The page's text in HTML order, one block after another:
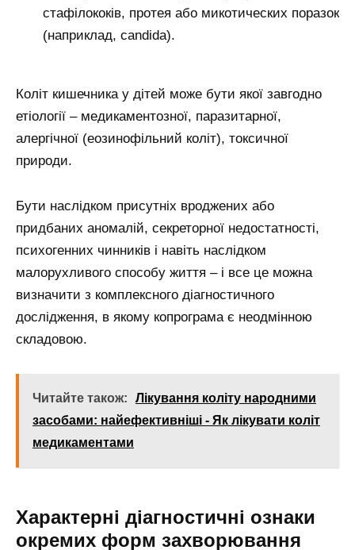
стафілококів, протея або микотических поразок
(наприклад, candida).
Коліт кишечника у дітей може бути якої завгодно
етіології – медикаментозної, паразитарної,
алергічної (еозинофільний коліт), токсичної
природи.
Бути наслідком присутніх вроджених або
придбаних аномалій, секреторної недостатності,
психогенних чинників і навіть наслідком
малорухливого способу життя – і все це можна
визначити з комплексного діагностичного
дослідження, в якому копрограма є неодмінною
складовою.
Читайте також:
Лікування коліту народними
засобами: найефективніші - Як лікувати коліт
медикаментами
Характерні діагностичні ознаки
окремих форм захворювання